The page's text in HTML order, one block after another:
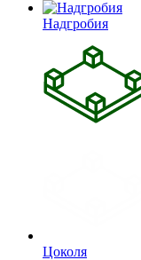
Надгробия
Цоколя